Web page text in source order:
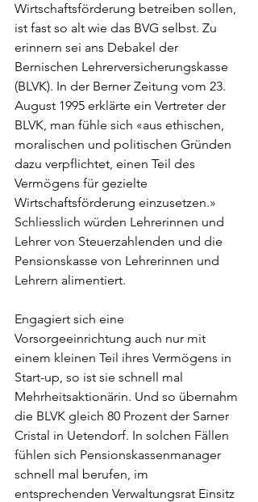
Wirtschaftsförderung betreiben sollen,
ist fast so alt wie das BVG selbst. Zu
erinnern sei ans Debakel der
Bernischen Lehrerversicherungskasse
(BLVK). In der Berner Zeitung vom 23.
August 1995 erklärte ein Vertreter der
BLVK, man fühle sich «aus ethischen,
moralischen und politischen Gründen
dazu verpflichtet, einen Teil des
Vermögens für gezielte
Wirtschaftsförderung einzusetzen.»
Schliesslich würden Lehrerinnen und
Lehrer von Steuerzahlenden und die
Pensionskasse von Lehrerinnen und
Lehrern alimentiert.
Engagiert sich eine
Vorsorgeeinrichtung auch nur mit
einem kleinen Teil ihres Vermögens in
Start-up, so ist sie schnell mal
Mehrheitsaktionärin. Und so übernahm
die BLVK gleich 80 Prozent der Sarner
Cristal in Uetendorf. In solchen Fällen
fühlen sich Pensionskassenmanager
schnell mal berufen, im
entsprechenden Verwaltungsrat Einsitz